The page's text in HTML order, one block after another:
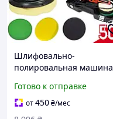
Шлифовально-
полировальная машина
полировочная машинка
для авто
Готово к отправке
от450₴/мес